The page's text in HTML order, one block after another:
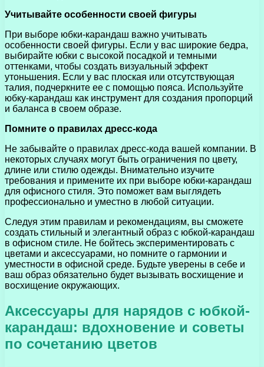
Учитывайте особенности своей фигуры
При выборе юбки-карандаш важно учитывать
особенности своей фигуры. Если у вас широкие бедра,
выбирайте юбки с высокой посадкой и темными
оттенками, чтобы создать визуальный эффект
утоньшения. Если у вас плоская или отсутствующая
талия, подчеркните ее с помощью пояса. Используйте
юбку-карандаш как инструмент для создания пропорций
и баланса в своем образе.
Помните о правилах дресс-кода
Не забывайте о правилах дресс-кода вашей компании. В
некоторых случаях могут быть ограничения по цвету,
длине или стилю одежды. Внимательно изучите
требования и примените их при выборе юбки-карандаш
для офисного стиля. Это поможет вам выглядеть
профессионально и уместно в любой ситуации.
Следуя этим правилам и рекомендациям, вы сможете
создать стильный и элегантный образ с юбкой-карандаш
в офисном стиле. Не бойтесь экспериментировать с
цветами и аксессуарами, но помните о гармонии и
уместности в офисной среде. Будьте уверены в себе и
ваш образ обязательно будет вызывать восхищение и
восхищение окружающих.
Аксессуары для нарядов с юбкой-
карандаш: вдохновение и советы
по сочетанию цветов